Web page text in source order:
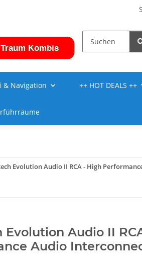
Traum Kombis
& Navigation ++ HOT DEALS ++
Evolution Audio II RCA - High
Evolution Audio II
Audio